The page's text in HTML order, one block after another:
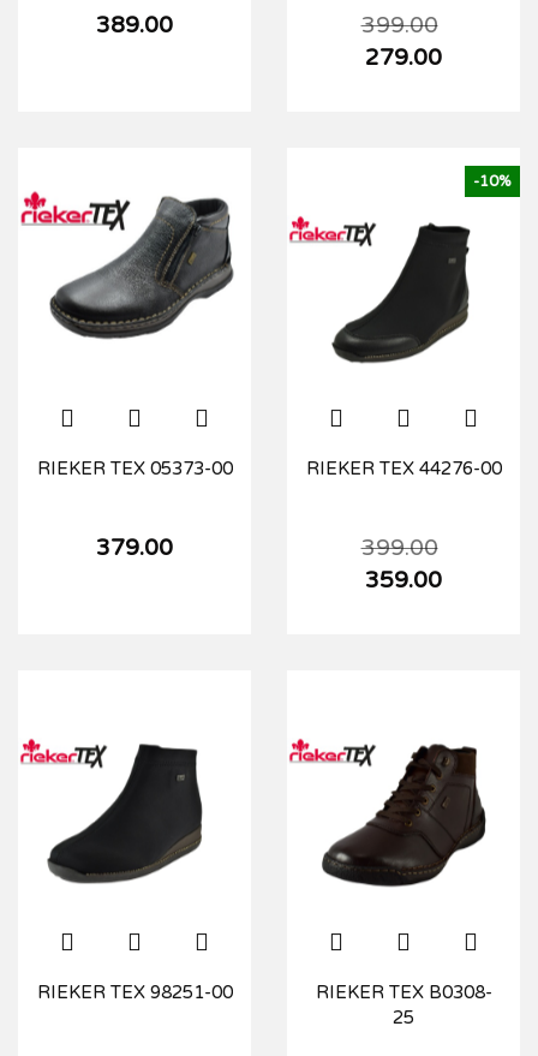
389.00 399.00
279.00
RIEKER TEX 05373-00
379.00
RIEKER TEX 44276-00
399.00
-10%
359.00
RIEKER TEX 98251-00
RIEKER TEX B0308-
25